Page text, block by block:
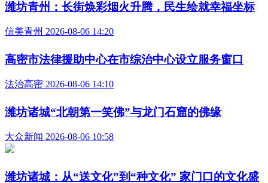
潍坊青州：长街焕彩烟火升腾，民生绘就幸福坐标
信美青州 2026-08-06 14:20
高密市法律援助中心在市综治中心设立服务窗口
法治高密 2026-08-06 14:10
潍坊诸城“‌北朝第一笑佛‌”与龙门石窟的佛缘
大众新闻 2026-08-06 10:58
潍坊诸城：从“送文化”到“种文化” 家门口的文化盛